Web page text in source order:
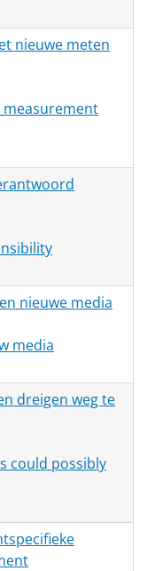
nieuwe meten
nieuwe media
media
dreigen weg te
could possibly